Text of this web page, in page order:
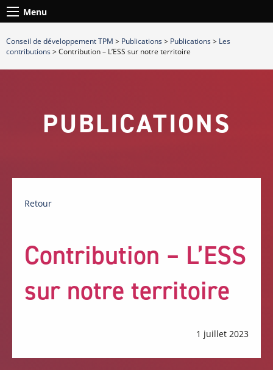
Menu
Conseil de développement TPM > Publications > Publications > Les
contributions > Contribution – L’ESS sur notre territoire
PUBLICATIONS
Retour
Contribution – L’ESS
sur notre territoire
1 juillet 2023